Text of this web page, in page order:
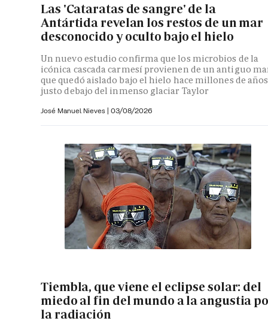
Las 'Cataratas de sangre' de la
Antártida revelan los restos de un mar
desconocido y oculto bajo el hielo
Un nuevo estudio confirma que los microbios de la
icónica cascada carmesí provienen de un antiguo
que quedó aislado bajo el hielo hace millones de años
justo debajo del inmenso glaciar Taylor
José Manuel Nieves | 03/08/2026
Tiembla, que viene el eclipse solar: del
miedo al fin del mundo a la angustia
la radiación